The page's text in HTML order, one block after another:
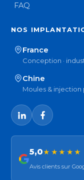
FAQ
NOS
France
Conception ·
Chine
Moules & injection
5,0★★★★★
Avis clients sur